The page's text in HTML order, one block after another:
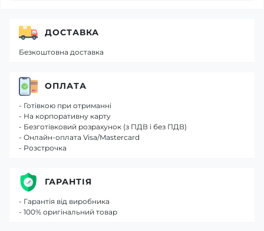
ДОСТАВКА
Безкоштовна доставка
ОПЛАТА
- Готівкою при отриманні
- На корпоративну карту
- Безготівковий розрахунок (з ПДВ і без ПДВ)
- Онлайн-оплата Visa/Mastercard
- Розстрочка
ГАРАНТІЯ
- Гарантія від виробника
- 100% оригінальний товар